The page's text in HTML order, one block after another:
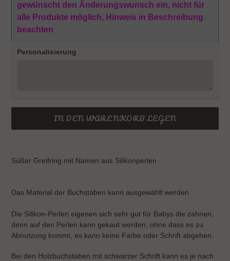
gewünscht den Änderungswunsch ein, nicht für
alle Produkte möglich, Hinweis in Beschreibung
beachten
Personalisierung
IN DEN WARENKORB LEGEN
hinzugefügt
Süßer Greifring mit Namen aus Silikonperlen
Das Material der Buchstaben kann ausgewählt werden
Die Silikon-Perlen eigenen sich sehr gut für Babys die zahnen,
denn auf den Perlen kann gekaut werden, ohne dass es zu
Abnutzung kommt, es kann keine Farbe oder Schrift abgehen.
Bei den Holzbuchstaben mit schwarzer Schrift kann es je nach